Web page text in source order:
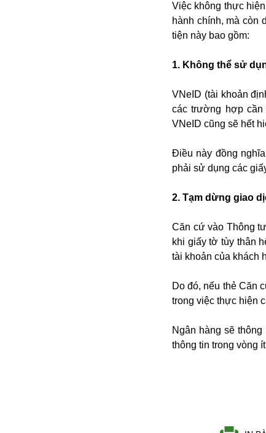
Việc không thực
hành chính, mà còn
tiện này bao gồm:
1. Không thể sử
VNeID (tài khoản
các trường hợp cần
VNeID cũng sẽ hết
Điều này đồng
phải sử dụng các
2. Tạm dừng giao
Căn cứ vào Thông
khi giấy tờ tùy thân
tài khoản của khách
Do đó, nếu thẻ Căn
trong việc thực hiện
Ngân hàng sẽ
thông tin trong vòng